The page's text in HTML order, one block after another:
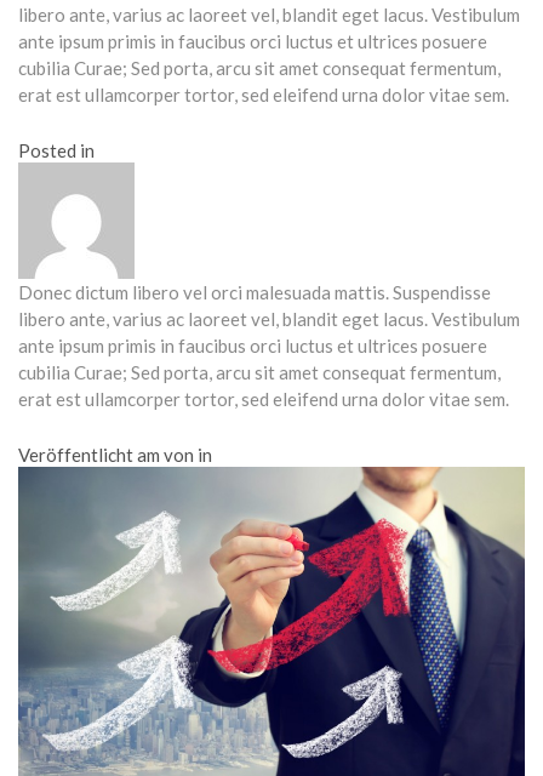
libero ante, varius ac laoreet vel, blandit eget lacus. Vestibulum
ante ipsum primis in faucibus orci luctus et ultrices posuere
cubilia Curae; Sed porta, arcu sit amet consequat fermentum,
erat est ullamcorper tortor, sed eleifend urna dolor vitae sem.
Posted in
Donec dictum libero vel orci malesuada mattis. Suspendisse
libero ante, varius ac laoreet vel, blandit eget lacus. Vestibulum
ante ipsum primis in faucibus orci luctus et ultrices posuere
cubilia Curae; Sed porta, arcu sit amet consequat fermentum,
erat est ullamcorper tortor, sed eleifend urna dolor vitae sem.
Veröffentlicht am von in